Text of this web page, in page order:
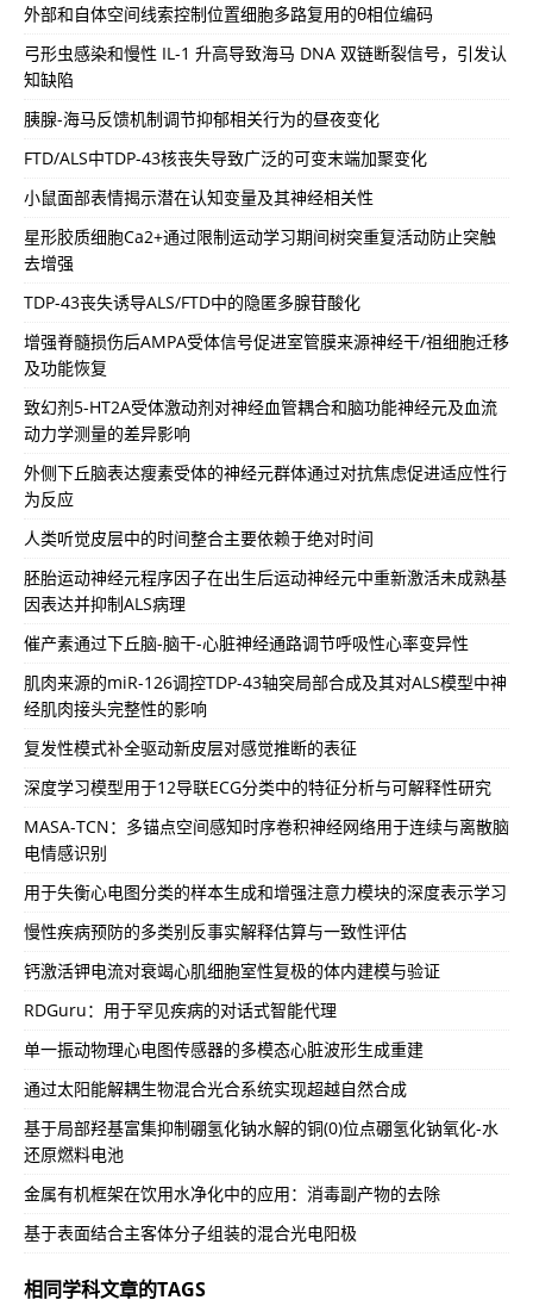
外部和自体空间线索控制位置细胞多路复用的θ相位编码
弓形虫感染和慢性 IL-1 升高导致海马 DNA 双链断裂信号，引发认
知缺陷
胰腺-海马反馈机制调节抑郁相关行为的昼夜变化
FTD/ALS中TDP-43核丧失导致广泛的可变末端加聚变化
小鼠面部表情揭示潜在认知变量及其神经相关性
星形胶质细胞Ca2+通过限制运动学习期间树突重复活动防止突触
去增强
TDP-43丧失诱导ALS/FTD中的隐匿多腺苷酸化
增强脊髓损伤后AMPA受体信号促进室管膜来源神经干/祖细胞迁移
及功能恢复
致幻剂5-HT2A受体激动剂对神经血管耦合和脑功能神经元及血流
动力学测量的差异影响
外侧下丘脑表达瘦素受体的神经元群体通过对抗焦虑促进适应性行
为反应
人类听觉皮层中的时间整合主要依赖于绝对时间
胚胎运动神经元程序因子在出生后运动神经元中重新激活未成熟基
因表达并抑制ALS病理
催产素通过下丘脑-脑干-心脏神经通路调节呼吸性心率变异性
肌肉来源的miR-126调控TDP-43轴突局部合成及其对ALS模型中神
经肌肉接头完整性的影响
复发性模式补全驱动新皮层对感觉推断的表征
深度学习模型用于12导联ECG分类中的特征分析与可解释性研究
MASA-TCN：多锚点空间感知时序卷积神经网络用于连续与离散脑
电情感识别
用于失衡心电图分类的样本生成和增强注意力模块的深度表示学习
慢性疾病预防的多类别反事实解释估算与一致性评估
钙激活钾电流对衰竭心肌细胞室性复极的体内建模与验证
RDGuru：用于罕见疾病的对话式智能代理
单一振动物理心电图传感器的多模态心脏波形生成重建
通过太阳能解耦生物混合光合系统实现超越自然合成
基于局部羟基富集抑制硼氢化钠水解的铜(0)位点硼氢化钠氧化-水
还原燃料电池
金属有机框架在饮用水净化中的应用：消毒副产物的去除
基于表面结合主客体分子组装的混合光电阳极
相同学科文章的TAGS